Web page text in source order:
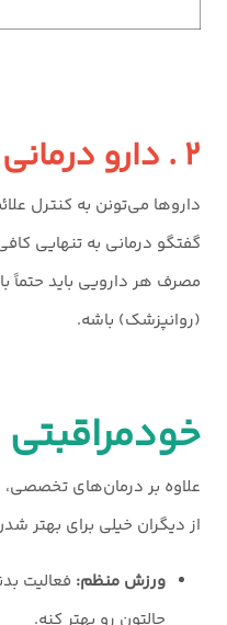
۲ . دارو درمانی
گفتگو درمانی به تنهایی
مصرف هر دارویی باید
(روانپزشک) باشه.
علاوه بر درمان‌های
از دیگران خیلی برای بهتر
ورزش منظم: فعالیت
حالتون رو بهتر کنه.